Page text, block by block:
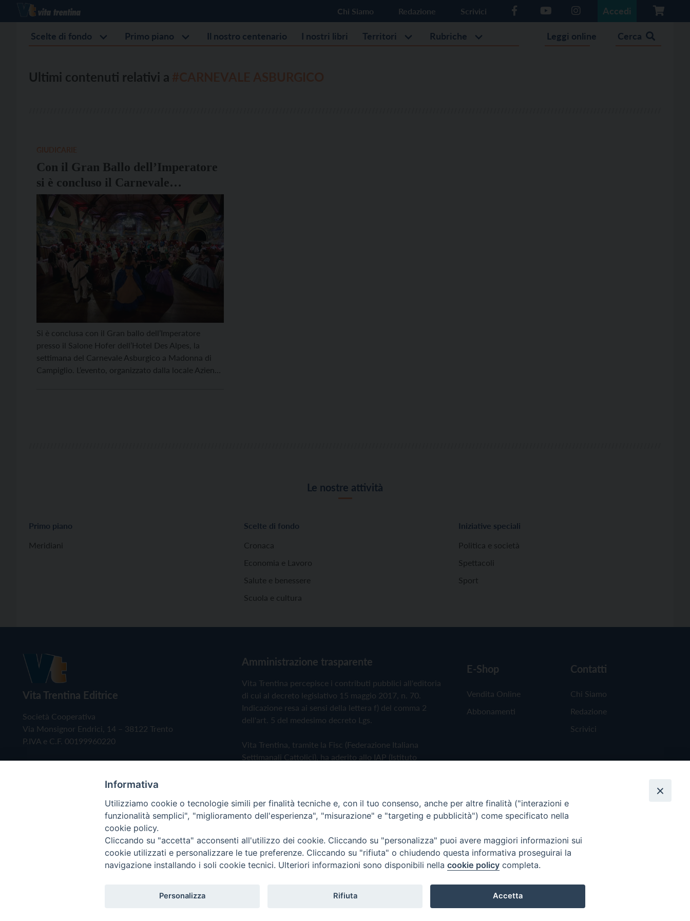
Chi Siamo Redazione Scrivici Accedi
Scelte di fondo Primo piano Il nostro centenario I nostri libri Territori Rubriche Leggi online Cerca
Ultimi contenuti relativi a
Con il Gran Ballo dell’Imperatore
si è concluso il Carnevale
Asburgico a Madonna di
Campiglio
Si è conclusa con il Gran ballo dell’Imperatore
presso il Salone Hofer dell’Hotel Des Alpes, la
settimana del Carnevale Asburgico a Madonna di
Campiglio. L’evento, organizzato dalla locale Azienda
Le nostre attività
Primo piano
Meridiani
Scelte di fondo
Cronaca
Economia e Lavoro
Salute e benessere
Scuola e cultura
Iniziative speciali
Politica e società
Spettacoli
Sport
Vita Trentina Editrice
Società Cooperativa
Via Monsignor Endrici, 14 – 38122 Trento
P.IVA e C.F. 00199960220
Amministrazione trasparente
Vita Trentina percepisce i contributi pubblici all'editoria
di cui al decreto legislativo 15 maggio 2017, n. 70.
Indicazione resa ai sensi della lettera f) del comma 2
dell'art. 5 del medesimo decreto Lgs.
Vita Trentina, tramite la Fisc (Federazione Italiana
Settimanali Cattolici), ha aderito allo IAP (Istituto
Privacy Policy Cookie Policy
E-Shop
Vendita Online
Abbonamenti
Contatti
Chi Siamo
Redazione
Scrivici
Copyright © 2019 - Tutti i diritti riservati - Vita Trentina Editrice
Informativa
Utilizziamo cookie o tecnologie simili per finalità tecniche e, con il tuo consenso, anche per altre finalità ("interazioni e
funzionalità semplici", "miglioramento dell'esperienza", "misurazione" e "targeting e pubblicità") come specificato nella
cookie policy.
Cliccando su "accetta" acconsenti all'utilizzo dei cookie. Cliccando su "personalizza" puoi avere maggiori informazioni sui
cookie utilizzati e personalizzare le tue preferenze. Cliccando su "rifiuta" o chiudendo questa informativa proseguirai la
navigazione installando i soli cookie tecnici. Ulteriori informazioni sono disponibili nella cookie policy completa.
Personalizza Rifiuta Accetta